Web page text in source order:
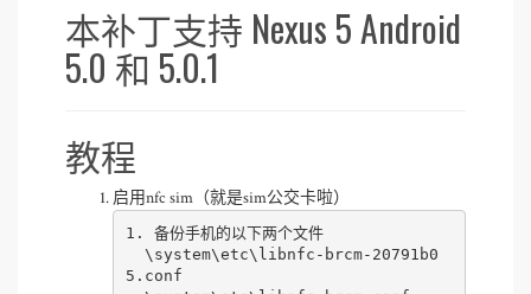
本补丁支持 Nexus 5 Android
5.0 和 5.0.1
教程
启用nfc sim（就是sim公交卡啦）
1. 备份手机的以下两个文件
5.conf